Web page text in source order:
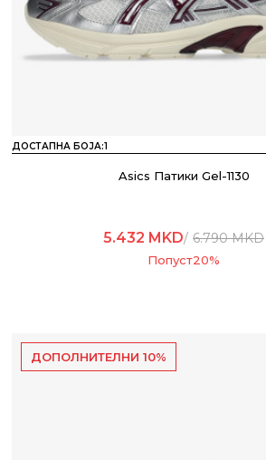
ДОСТАПНА БОЈА:1
Asics Патики Gel-1130
5.432 MKD 6.790MKD
Попуст20%
ДОПОЛНИТЕЛНИ 10%